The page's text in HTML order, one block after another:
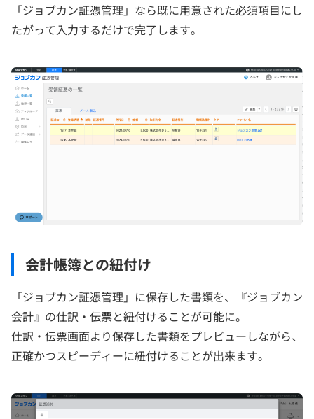
「ジョブカン証憑管理」なら既に用意された必須項目にし
たがって入力するだけで完了します。
会計帳簿との紐付け
「ジョブカン証憑管理」に保存した書類を、『ジョブカン
会計』の仕訳・伝票と紐付けることが可能に。
仕訳・伝票画面より保存した書類をプレビューしながら、
正確かつスピーディーに紐付けることが出来ます。